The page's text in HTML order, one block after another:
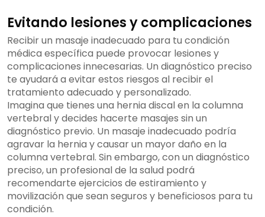
Evitando lesiones y complicaciones
Recibir un masaje inadecuado para tu condición
médica específica puede provocar lesiones y
complicaciones innecesarias. Un diagnóstico preciso
te ayudará a evitar estos riesgos al recibir el
tratamiento adecuado y personalizado.
Imagina que tienes una hernia discal en la columna
vertebral y decides hacerte masajes sin un
diagnóstico previo. Un masaje inadecuado podría
agravar la hernia y causar un mayor daño en la
columna vertebral. Sin embargo, con un diagnóstico
preciso, un profesional de la salud podrá
recomendarte ejercicios de estiramiento y
movilización que sean seguros y beneficiosos para tu
condición.